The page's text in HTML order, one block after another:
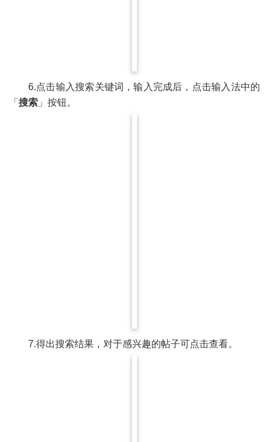
6.点击输入搜索关键词，输入完成后，点击输入法中的
「 搜索 」按钮。
7.得出搜索结果，对于感兴趣的帖子可点击查看。